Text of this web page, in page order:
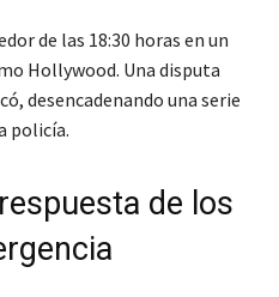
de las 18:30 horas en un
Hollywood. Una disputa
desencadenando una serie
policía.
de los